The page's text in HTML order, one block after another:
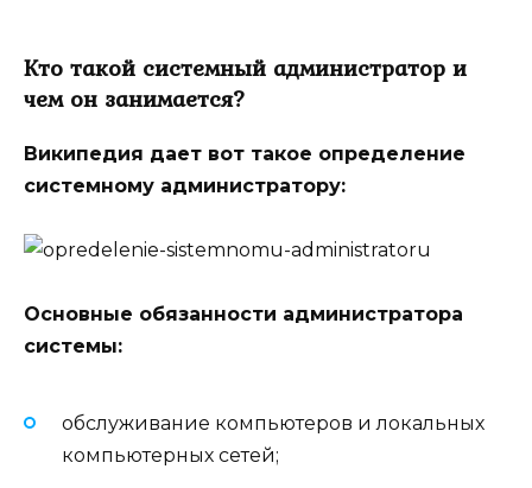
Кто такой системный администратор и
чем он занимается?
Википедия дает вот такое определение
системному администратору:
Основные обязанности администратора
системы:
обслуживание компьютеров и локальных
компьютерных сетей;